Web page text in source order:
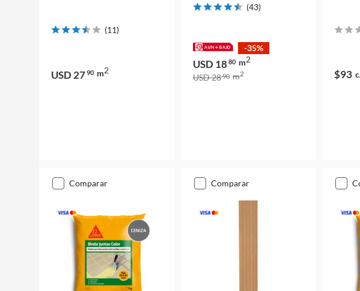
(11)
USD 2790 m2
(43)
-35%
USD 1880 m2
USD 2890 m2 $93
comparar comparar